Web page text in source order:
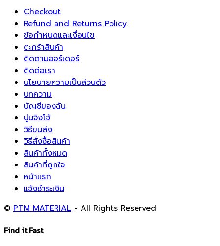
Checkout
Refund and Returns Policy
ข้อกำหนดและเงื่อนไข
ตะกร้าสินค้า
ติดตามออร์เดอร์
ติดต่อเรา
นโยบายความเป็นส่วนตัว
บทความ
บัญชีของฉัน
ปูนจิงโจ้
วิธีขนส่ง
วิธีสั่งซื้อสินค้า
สินค้าทั้งหมด
สินค้าที่ถูกใจ
หน้าแรก
แจ้งชำระเงิน
© PTM MATERIAL - All Rights Reserved
Find it Fast